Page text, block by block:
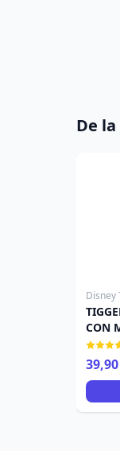
De
Disney
CON